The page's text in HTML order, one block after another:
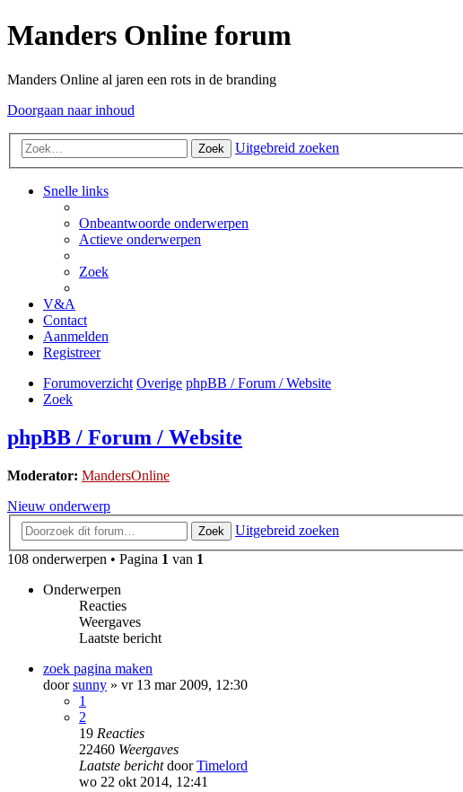
Manders Online forum
Manders Online al jaren een rots in de branding
Doorgaan naar inhoud
Zoek Uitgebreid zoeken
Snelle links
Onbeantwoorde onderwerpen
Actieve onderwerpen
Zoek
V&A
Contact
Aanmelden
Registreer
Forumoverzicht Overige phpBB / Forum / Website
Zoek
phpBB / Forum / Website
Moderator: MandersOnline
Nieuw onderwerp
Zoek
Uitgebreid zoeken
108 onderwerpen • Pagina 1 van 1
Onderwerpen
Reacties
Weergaves
Laatste bericht
zoek pagina maken
doorsunny » vr 13 mar 2009, 12:30
1
2
19 Reacties
22460 Weergaves
Laatste berichtdoorTimelord
wo 22 okt 2014, 12:41